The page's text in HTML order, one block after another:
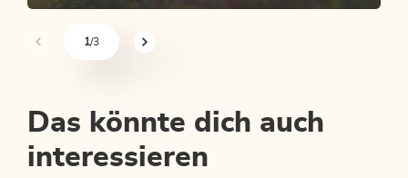
sr.pagination-navigation.previous
1/3
sr.pagination-navigation.next
Das könnte dich auch
interessieren